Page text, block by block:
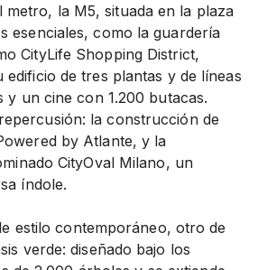
la M5, situada en la plaza
esenciales, como la guardería
CityLife Shopping District,
de tres plantas y de líneas
un cine con 1.200 butacas.
la construcción de
by Atlante, y la
CityOval Milano, un
índole.
estilo contemporáneo, otro de
verde: diseñado bajo los